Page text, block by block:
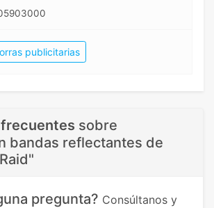
publicitarias
sobre
bandas reflectantes de
pregunta? Consúltanos y